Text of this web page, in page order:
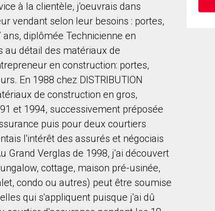
terms of use and giving us expressed written consent to
à la clientèle, j'oeuvrais dans
vendant selon leur besoins : portes,
diplômée Technicienne en
au détail des matériaux de
en construction: portes,
En 1988 chez DISTRIBUTION
de construction en gros,
et 1994, successivement préposée
puis pour deux courtiers
l'intérêt des assurés et négociais
Grand Verglas de 1998, j'ai découvert
cottage, maison pré-usinée,
condo ou autres) peut être soumise
qui s'appliquent puisque j'ai dû